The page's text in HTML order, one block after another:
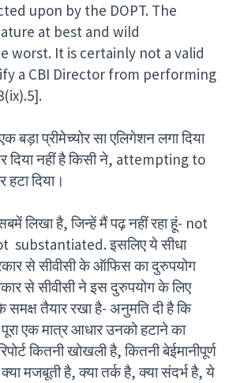
upon by the DOPT. The
at best and wild
worst. It is certainly not a valid
a CBI Director from performing
बड़ा प्रीमेच्योर सा एलिगेशन लगा दिया
दिया नहीं है किसी ने, attempting to
दिया।
लिखा है, जिन्हें मैं पढ़ नहीं रहा हूं- not
substantiated. इसलिए ये सीधा
से सीवीसी के ऑफिस का दुरुपयोग
से सीवीसी ने इस दुरुपयोग के लिए
तैयार रखा है- अनुमति दी है कि
एक मात्र आधार उनको हटाने का
रिपोर्ट कितनी खोखली है, कितनी बेईमानीपूर्ण
मजबूती है, क्या तर्क है, क्या संदर्भ है, ये